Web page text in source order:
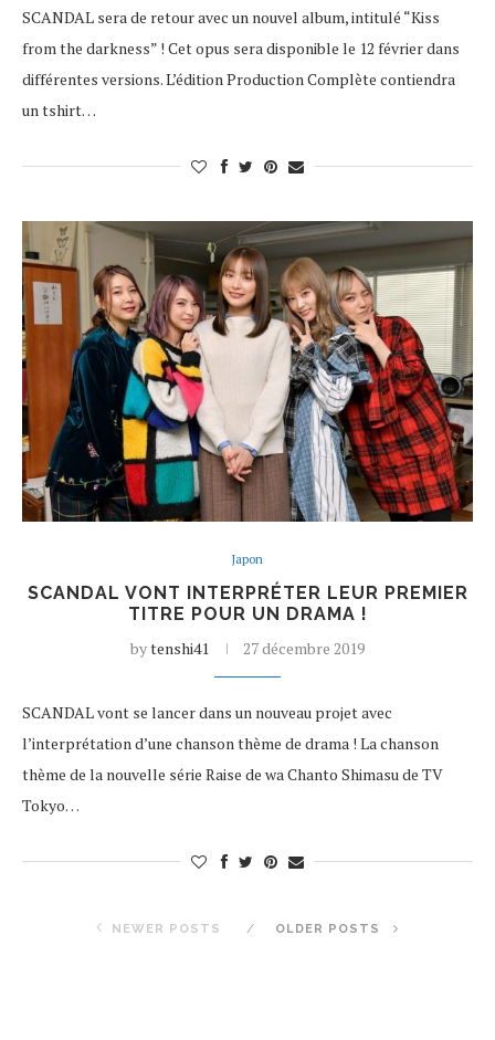
SCANDAL sera de retour avec un nouvel album, intitulé “Kiss
from the darkness” ! Cet opus sera disponible le 12 février dans
différentes versions. L’édition Production Complète contiendra
un tshirt…
Japon
SCANDAL VONT INTERPRÉTER LEUR PREMIER
TITRE POUR UN DRAMA !
bytenshi41 27 décembre 2019
SCANDAL vont se lancer dans un nouveau projet avec
l’interprétation d’une chanson thème de drama ! La chanson
thème de la nouvelle série Raise de wa Chanto Shimasu de TV
Tokyo…
NEWER POSTS OLDER POSTS